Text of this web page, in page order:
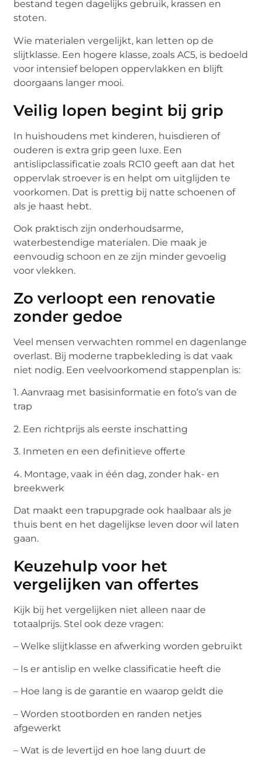
bestand tegen dagelijks gebruik, krassen en
stoten.
Wie materialen vergelijkt, kan letten op de
slijtklasse. Een hogere klasse, zoals AC5, is bedoeld
voor intensief belopen oppervlakken en blijft
doorgaans langer mooi.
Veilig lopen begint bij grip
In huishoudens met kinderen, huisdieren of
ouderen is extra grip geen luxe. Een
antislipclassificatie zoals RC10 geeft aan dat het
oppervlak stroever is en helpt om uitglijden te
voorkomen. Dat is prettig bij natte schoenen of
als je haast hebt.
Ook praktisch zijn onderhoudsarme,
waterbestendige materialen. Die maak je
eenvoudig schoon en ze zijn minder gevoelig
voor vlekken.
Zo verloopt een renovatie
zonder gedoe
Veel mensen verwachten rommel en dagenlange
overlast. Bij moderne trapbekleding is dat vaak
niet nodig. Een veelvoorkomend stappenplan is:
1. Aanvraag met basisinformatie en foto’s van de
trap
2. Een richtprijs als eerste inschatting
3. Inmeten en een definitieve offerte
4. Montage, vaak in één dag, zonder hak- en
breekwerk
Dat maakt een trapupgrade ook haalbaar als je
thuis bent en het dagelijkse leven door wil laten
gaan.
Keuzehulp voor het
vergelijken van offertes
Kijk bij het vergelijken niet alleen naar de
totaalprijs. Stel ook deze vragen:
– Welke slijtklasse en afwerking worden gebruikt
– Is er antislip en welke classificatie heeft die
– Hoe lang is de garantie en waarop geldt die
– Worden stootborden en randen netjes
afgewerkt
– Wat is de levertijd en hoe lang duurt de